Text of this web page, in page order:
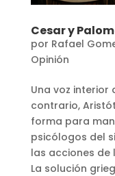
Cesar y
por Rafael
Opinión
Una voz interior
contrario,
forma para
psicólogos del
las acciones de
La solución